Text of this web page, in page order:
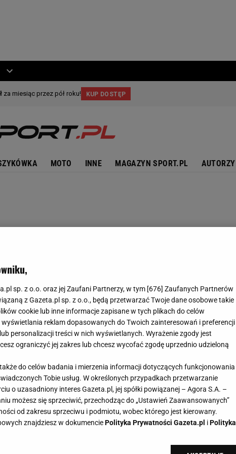
MOTO INNE MAGAZYN SPORT.PL AUTORZY
sp. z o.o. oraz jej Zaufani Partnerzy, w tym [676] Zaufanych Partnerów
z Gazeta.pl sp. z o.o., będą przetwarzać Twoje dane osobowe takie
cookie lub inne informacje zapisane w tych plikach do celów
reklam dopasowanych do Twoich zainteresowań i preferencji
personalizacji treści w nich wyświetlanych. Wyrażenie zgody jest
ograniczyć jej zakres lub chcesz wycofać zgodę uprzednio udzieloną
do celów badania i mierzenia informacji dotyczących funkcjonowania
Tobie usług. W określonych przypadkach przetwarzanie
o uzasadniony interes Gazeta.pl, jej spółki powiązanej – Agora S.A. –
możesz się sprzeciwić, przechodząc do „Ustawień Zaawansowanych”
od zakresu sprzeciwu i podmiotu, wobec którego jest kierowany.
znajdziesz w dokumenciePolityka Prywatności Gazeta.pl iPolityka